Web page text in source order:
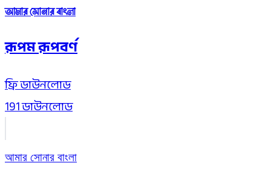
আমার সোনার বাংলা
রূপম রূপবর্ণ
ফ্রিডাউনলোড
191 ডাউনলোড
আমার সোনার বাংলা